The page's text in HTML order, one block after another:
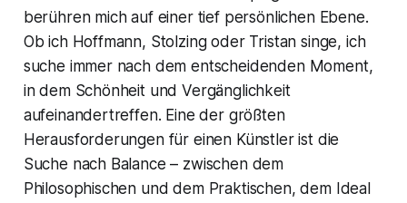
berühren mich auf einer tief persönlichen Ebene.
Ob ich Hoffmann, Stolzing oder Tristan singe, ich
suche immer nach dem entscheidenden Moment,
in dem Schönheit und Vergänglichkeit
aufeinandertreffen. Eine der größten
Herausforderungen für einen Künstler ist die
Suche nach Balance – zwischen dem
Philosophischen und dem Praktischen, dem Ideal